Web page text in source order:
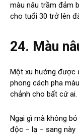
màu nâu trầm đảm
cho tuổi 30 trở lên
24. Màu
Một xu hướng được
phong cách pha
chảnh cho bất cứ ai.
Ngại gì mà không
độc – lạ – sang này